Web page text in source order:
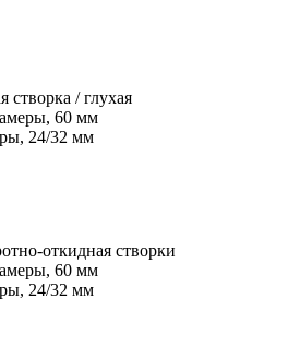
створка / глухая
60 мм
24/32 мм
откидная створки
60 мм
24/32 мм